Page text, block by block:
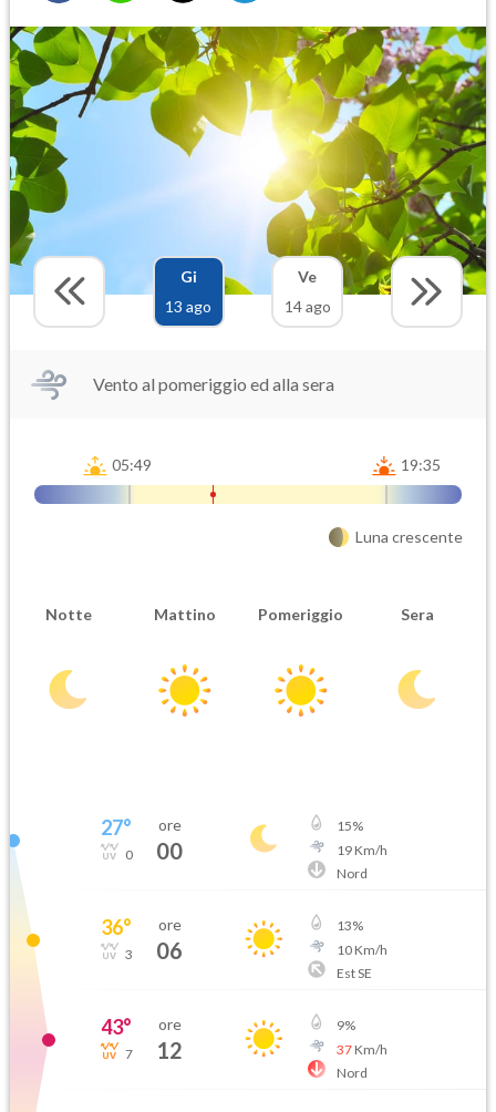
Gi
13 ago
Ve
14 ago
Vento al pomeriggio ed alla sera
05:49 19:35
Luna crescente
Notte Mattino Pomeriggio Sera
27°
0
ore
00
15%
19Km/h
Nord
36°
3
ore
06
13%
10Km/h
Est SE
43°
7
ore
12
9%
37Km/h
Nord